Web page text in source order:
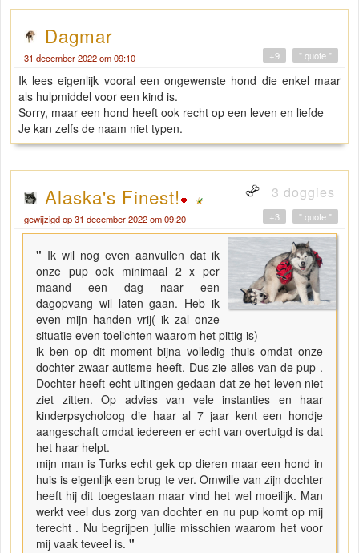
Dagmar
31 december 2022 om 09:10 " quote "
+9
Ik lees eigenlijk vooral een ongewenste hond die enkel maar
als hulpmiddel voor een kind is.
Sorry, maar een hond heeft ook recht op een leven en liefde
Je kan zelfs de naam niet typen.
Alaska's Finest! 3 doggies
gewijzigd op 31 december 2022 om 09:20 " quote "
+3
" Ik wil nog even aanvullen dat ik
onze pup ook minimaal 2 x per
maand een dag naar een
dagopvang wil laten gaan. Heb ik
even mijn handen vrij( ik zal onze
situatie even toelichten waarom het pittig is)
ik ben op dit moment bijna volledig thuis omdat onze
dochter zwaar autisme heeft. Dus zie alles van de pup .
Dochter heeft echt uitingen gedaan dat ze het leven niet
ziet zitten. Op advies van vele instanties en haar
kinderpsycholoog die haar al 7 jaar kent een hondje
aangeschaft omdat iedereen er echt van overtuigd is dat
het haar helpt.
mijn man is Turks echt gek op dieren maar een hond in
huis is eigenlijk een brug te ver. Omwille van zijn dochter
heeft hij dit toegestaan maar vind het wel moeilijk. Man
werkt veel dus zorg van dochter en nu pup komt op mij
terecht . Nu begrijpen jullie misschien waarom het voor
mij vaak teveel is. "